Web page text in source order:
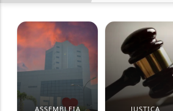
ASSEMBLEIA
JUSTIÇA